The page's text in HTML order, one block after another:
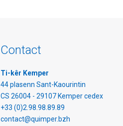
Contact
Ti-kêr Kemper
44 plasenn Sant-Kaourintin
CS 26004 - 29107 Kemper cedex
+33 (0)2.98.98.89.89
contact@quimper.bzh